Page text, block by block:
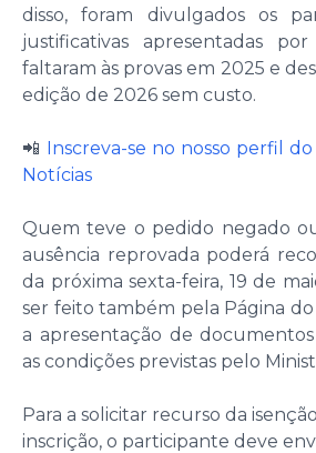
disso, foram divulgados os
justificativas apresentadas
faltaram às provas em 2025 e
edição de 2026 sem custo.
📲 Inscreva-se no nosso perfil
Notícias
Quem teve o pedido negado
ausência reprovada poderá
da próxima sexta-feira, 19 de
ser feito também pela Página
a apresentação de
as condições previstas pelo
Para a solicitar recurso da
inscrição, o participante deve